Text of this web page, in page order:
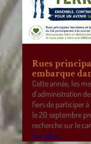
Rues
embarque
Cette année, les
d’administration
fiers de participer à
le 20 septembre
recherche sur le
lire plus